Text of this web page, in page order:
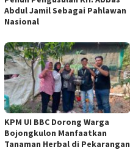
Abdul Jamil Sebagai Pahlawan
Nasional
KPM UI BBC Dorong Warga
Bojongkulon Manfaatkan
Tanaman Herbal di Pekarangan